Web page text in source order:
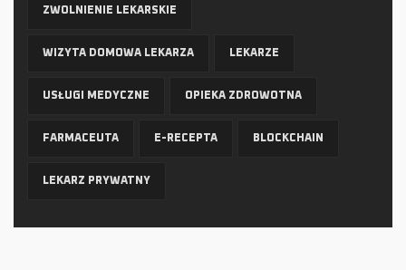
ZWOLNIENIE LEKARSKIE
WIZYTA DOMOWA LEKARZA LEKARZE
USŁUGI MEDYCZNE OPIEKA ZDROWOTNA
FARMACEUTA E-RECEPTA BLOCKCHAIN
LEKARZ PRYWATNY